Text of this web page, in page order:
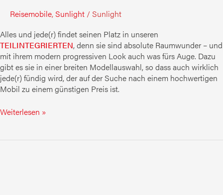
Reisemobile, Sunlight / Sunlight
Alles und jede(r) findet seinen Platz in unseren
TEILINTEGRIERTEN, denn sie sind absolute Raumwunder – und
mit ihrem modern progressiven Look auch was fürs Auge. Dazu
gibt es sie in einer breiten Modellauswahl, so dass auch wirklich
jede(r) fündig wird, der auf der Suche nach einem hochwertigen
Mobil zu einem günstigen Preis ist.
Weiterlesen »